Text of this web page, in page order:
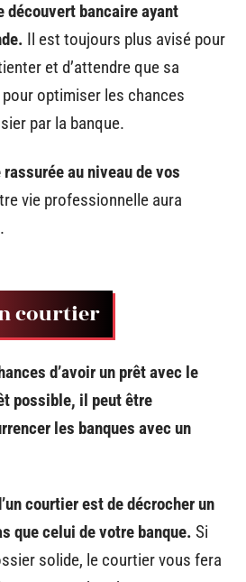
découvert bancaire ayant
Il est toujours plus avisé pour
et d’attendre que sa
optimiser les chances
par la banque.
au niveau de vos
vie professionnelle aura
courtier
d’avoir un prêt avec le
possible, il peut être
les banques avec un
courtier est de décrocher un
que celui de votre banque. Si
solide, le courtier vous fera